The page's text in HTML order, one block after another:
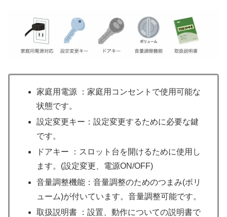
家庭用電源 ：家庭用コンセントで使用可能な
状態です。
設定変更キー：設定変更するために必要な鍵
です。
ドアキー ：スロット台を開けるために使用し
ます。(設定変更、電源ON/OFF)
音量調整機能：音量調整のためのつまみ(ボリ
ューム)が付いています。音量調整可能です。
取扱説明書 ：設置、動作についての説明書で